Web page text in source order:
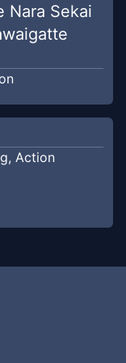
Oct 20, 2025
Nara Sekai
, Action